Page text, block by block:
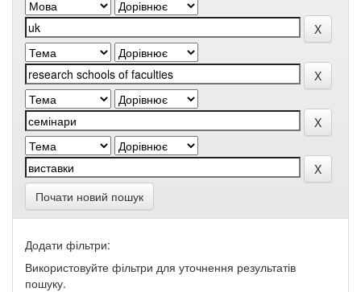
Почати новий пошук
Додати фільтри:
Використовуйте фільтри для уточнення результатів
пошуку.